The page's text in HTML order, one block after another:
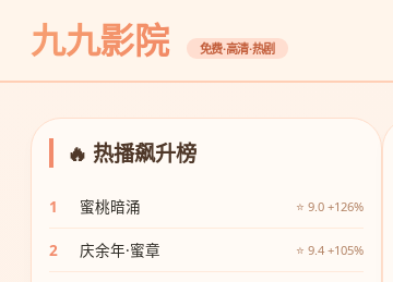
九九影院 免费·高清·热剧
🔥 热播飙升榜
1 蜜桃暗涌 ⭐ 9.0 +126%
2 庆余年·蜜章 ⭐ 9.4 +105%